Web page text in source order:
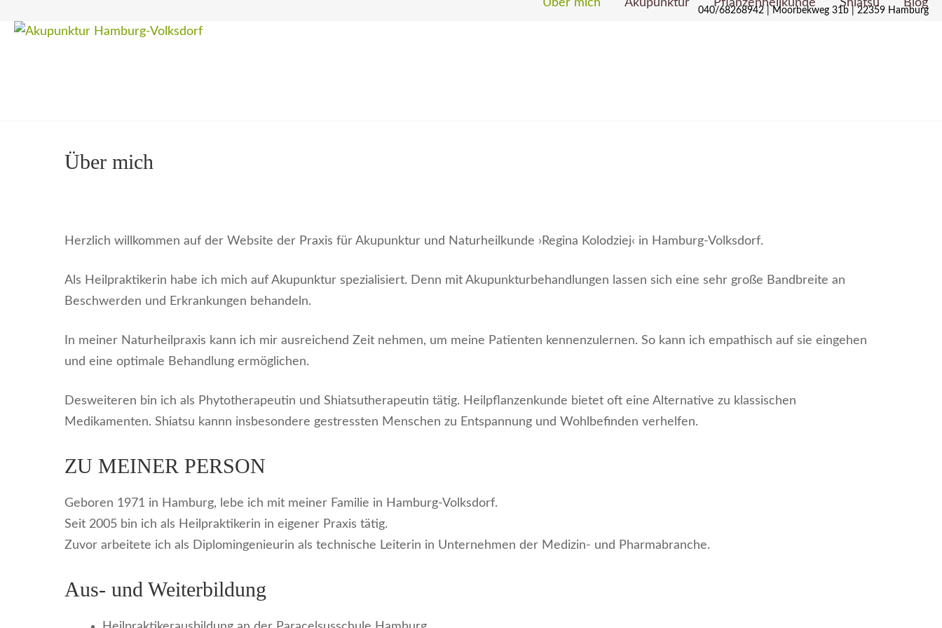
Inhalt
040/68268942 | Moorbekweg 31b | 22359 Hamburg
Über mich Akupunktur Pflanzenheilkunde Shiatsu Blog
Über mich
Herzlich willkommen auf der Website der Praxis für Akupunktur und Naturheilkunde ›Regina Kolodziej‹ in Hamburg-Volksdorf.
Als Heilpraktikerin habe ich mich auf Akupunktur spezialisiert. Denn mit Akupunkturbehandlungen lassen sich eine sehr große Bandbreite an
Beschwerden und Erkrankungen behandeln.
In meiner Naturheilpraxis kann ich mir ausreichend Zeit nehmen, um meine Patienten kennenzulernen. So kann ich empathisch auf sie eingehen
und eine optimale Behandlung ermöglichen.
Desweiteren bin ich als Phytotherapeutin und Shiatsutherapeutin tätig. Heilpflanzenkunde bietet oft eine Alternative zu klassischen
Medikamenten. Shiatsu kannn insbesondere gestressten Menschen zu Entspannung und Wohlbefinden verhelfen.
ZU MEINER PERSON
Geboren 1971 in Hamburg, lebe ich mit meiner Familie in Hamburg-Volksdorf.
Seit 2005 bin ich als Heilpraktikerin in eigener Praxis tätig.
Zuvor arbeitete ich als Diplomingenieurin als technische Leiterin in Unternehmen der Medizin- und Pharmabranche.
Aus- und Weiterbildung